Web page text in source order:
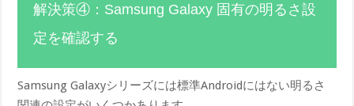
解決策④：Samsung Galaxy 固有の明るさ設
定を確認する
Samsung Galaxyシリーズには標準Androidにはない明るさ